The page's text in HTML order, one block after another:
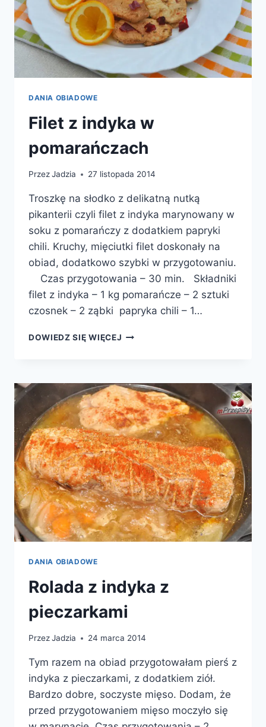
DANIA OBIADOWE
Filet z indyka w
pomarańczach
PrzezJadzia 27 listopada 2014
Troszkę na słodko z delikatną nutką
pikanterii czyli filet z indyka marynowany w
soku z pomarańczy z dodatkiem papryki
chili. Kruchy, mięciutki filet doskonały na
obiad, dodatkowo szybki w przygotowaniu.
Czas przygotowania – 30 min. Składniki
filet z indyka – 1 kg pomarańcze – 2 sztuki
czosnek – 2 ząbki papryka chili – 1…
DOWIEDZ SIĘ WIĘCEJ FILET
POMARAŃCZACH
DANIA OBIADOWE
Rolada z indyka z
pieczarkami
PrzezJadzia 24 marca 2014
Tym razem na obiad przygotowałam pierś z
indyka z pieczarkami, z dodatkiem ziół.
Bardzo dobre, soczyste mięso. Dodam, że
przed przygotowaniem mięso moczyło się